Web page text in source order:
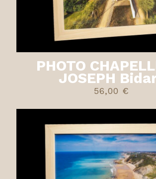
PHOTO
JOSEPH
56,00 €